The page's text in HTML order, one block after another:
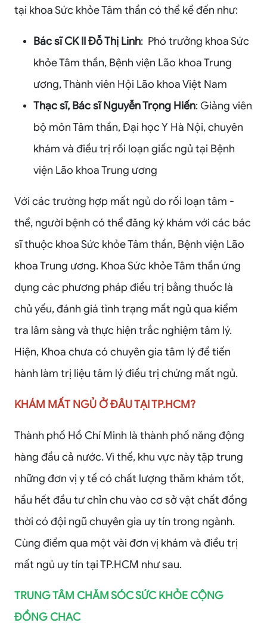
tại khoa Sức khỏe Tâm thần có thể kể đến như:
Bác sĩ CK II Đỗ Thị Linh: Phó trưởng khoa Sức
khỏe Tâm thần, Bệnh viện Lão khoa Trung
ương, Thành viên Hội Lão khoa Việt Nam
Thạc sĩ, Bác sĩ Nguyễn Trọng Hiến: Giảng viên
bộ môn Tâm thần, Đại học Y Hà Nội, chuyên
khám và điều trị rối loạn giấc ngủ tại Bệnh
viện Lão khoa Trung ương
Với các trường hợp mất ngủ do rối loạn tâm -
thể, người bệnh có thể đăng ký khám với các bác
sĩ thuộc khoa Sức khỏe Tâm thần, Bệnh viện Lão
khoa Trung ương. Khoa Sức khỏe Tâm thần ứng
dụng các phương pháp điều trị bằng thuốc là
chủ yếu, đánh giá tình trạng mất ngủ qua kiểm
tra lâm sàng và thực hiện trắc nghiệm tâm lý.
Hiện, Khoa chưa có chuyên gia tâm lý để tiến
hành làm trị liệu tâm lý điều trị chứng mất ngủ.
KHÁM MẤT NGỦ Ở ĐÂU TẠI TP.HCM?
Thành phố Hồ Chí Minh là thành phố năng động
hàng đầu cả nước. Vì thế, khu vực này tập trung
những đơn vị y tế có chất lượng thăm khám tốt,
hầu hết đầu tư chỉn chu vào cơ sở vật chất đồng
thời có đội ngũ chuyên gia uy tín trong ngành.
Cùng điểm qua một vài đơn vị khám và điều trị
mất ngủ uy tín tại TP.HCM như sau.
TRUNG TÂM CHĂM SÓC SỨC KHỎE CỘNG
ĐỒNG CHAC